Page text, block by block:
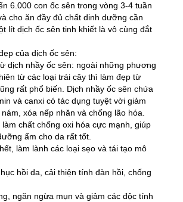
6.000 con ốc sên trong vòng 3-4 tuần
cho ăn đầy đủ chất dinh dưỡng cần
lít dịch ốc sên tinh khiết là vô cùng đắt
của dịch ốc sên:
dịch nhầy ốc sên: ngoài những phương
từ các loại trái cây thì làm đẹp từ
rất phổ biến. Dịch nhầy ốc sên chứa
và canxi có tác dụng tuyệt vời giảm
xóa nếp nhăn và chống lão hóa.
chất chống oxi hóa cực mạnh, giúp
ẩm cho da rất tốt.
làm lành các loại sẹo và tái tạo mô
hồi da, cải thiện tính đàn hồi, chống
ngăn ngừa mụn và giảm các độc tính